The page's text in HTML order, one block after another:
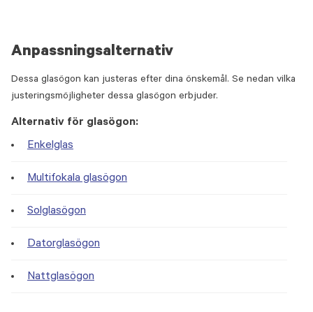
Anpassningsalternativ
Dessa glasögon kan justeras efter dina önskemål. Se nedan vilka
justeringsmöjligheter dessa glasögon erbjuder.
Alternativ för glasögon:
Enkelglas
Multifokala glasögon
Solglasögon
Datorglasögon
Nattglasögon